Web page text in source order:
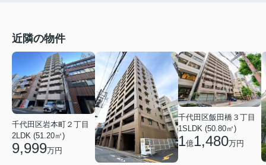
近隣の物件
千代田区岩本町２丁目
2LDK (51.20㎡)
9,999万円
千代田区飯田橋３丁目
1SLDK (50.80㎡)
1億1,480万円